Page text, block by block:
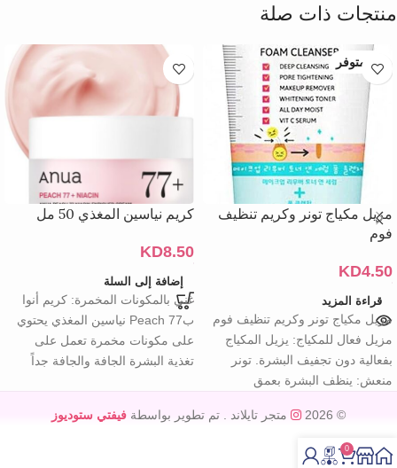
منتجات ذات صلة
غير متوفر
مزيل مكياج تونر وكريم تنظيف
فوم
KD4.50
قراءة المزيد
مزيل مكياج تونر وكريم تنظيف فوم
مزيل فعال للمكياج: يزيل المكياج
بفعالية دون تجفيف البشرة. تونر
منعش: ينظف البشرة بعمق
كريم نياسين المغذي 50 مل
KD8.50
إضافة إلى السلة
غني بالمكونات المخمرة: كريم أنوا
بPeach 77 نياسين المغذي يحتوي
على مكونات مخمرة تعمل على
تغذية البشرة الجافة والجافة جداً
© 2026 متجر تايلاند . تم تطوير بواسطة فيفتي ستوديوز
0